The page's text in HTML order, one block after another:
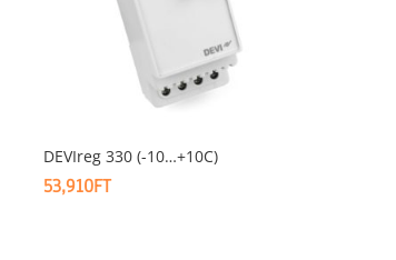
DEVIreg 330 (-10…+10C)
53,910FT